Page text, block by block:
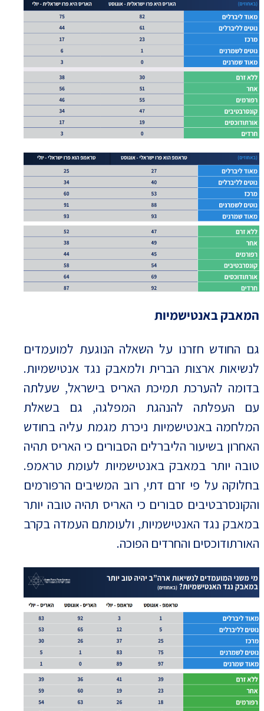
המאבק באנטישמיות
גם החודש חזרנו על השאלה הנוגעת למועמדים
לנשיאות ארצות הברית ולמאבק נגד אנטישמיות.
בדומה להערכת תמיכת האריס בישראל, שעלתה
עם העפלתה להנהגת המפלגה, גם בשאלת
המלחמה באנטישמיות ניכרת מגמת עליה בחודש
האחרון בשיעור הליברלים הסבורים כי האריס תהיה
טובה יותר במאבק באנטישמיות לעומת טראמפ.
בחלוקה על פי זרם דתי, רוב המשיבים הרפורמים
והקונסרבטיבים סבורים כי האריס תהיה טובה יותר
במאבק נגד האנטישמיות, ולעומתם העמדה בקרב
האורתודוכסים והחרדים הפוכה.